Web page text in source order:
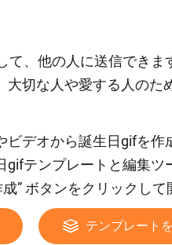
て、他の人に送信でき
切な人や愛する人のた
デオから誕生日gifを作
gifテンプレートと編集
” ボタンをクリックして
テンプレート